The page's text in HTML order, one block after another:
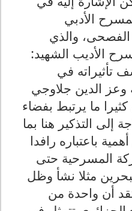
الأدبي
الفصحى، والذي
الأديب الشهيد:
تأثيراته في
الدين جلاوجي
ما يرتبط بفضاء
إلى التذكير هنا بما
باعتباره رافدا
المسرحية حتى
مثلا نشأ وظل
أن واحدة من